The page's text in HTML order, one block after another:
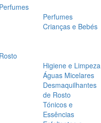
Perfumes
Perfumes
Crianças e Bebés
Rosto
Higiene e Limpeza
Águas Micelares
Desmaquilhantes
de Rosto
Tónicos e
Essências